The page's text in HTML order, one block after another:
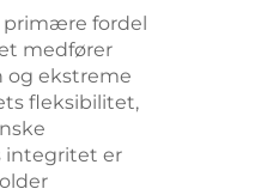
primære fordel
medfører
og ekstreme
fleksibilitet,
integritet er